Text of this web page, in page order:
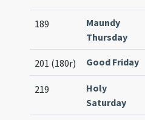
189
Maundy
Thursday
201 (180r) Good Friday
219
Holy
Saturday